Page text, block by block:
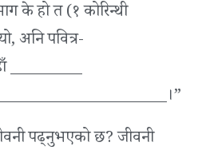
के हो त (१ कोरिन्थी
अनि पवित्र-
_________
पढ्नुभएको छ? जीवनी